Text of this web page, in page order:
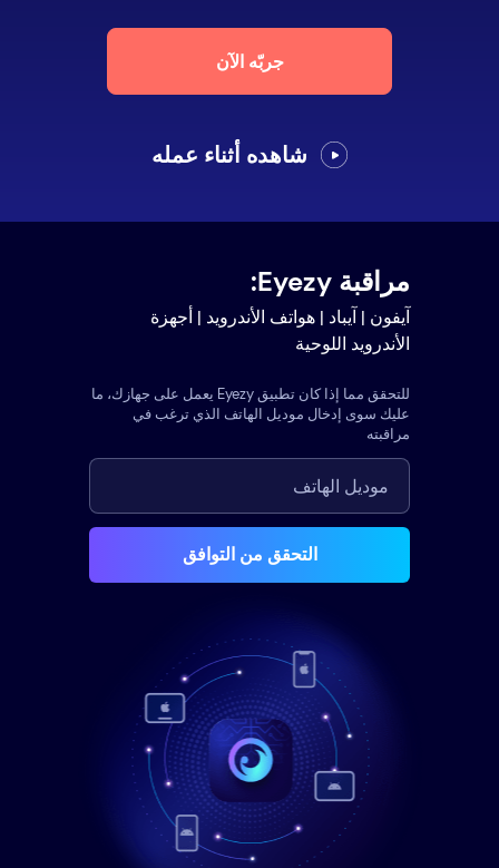
جربّه الآن
شاهده أثناء عمله
مراقبة Eyezy:
آيفون | آيباد | هواتف الأندرويد | أجهزة
الأندرويد اللوحية
للتحقق مما إذا كان تطبيق Eyezy يعمل على جهازك، ما
عليك سوى إدخال موديل الهاتف الذي ترغب في
مراقبته
التحقق من التوافق